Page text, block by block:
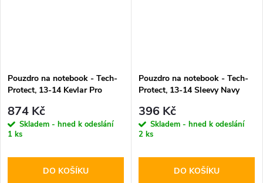
Pouzdro na notebook - Tech-
Protect, 13-14 Kevlar Pro
874 Kč
Skladem - hned k odeslání
1 ks
DO KOŠÍKU
Pouzdro na notebook - Tech-
Protect, 13-14 Sleevy Navy
396 Kč
Skladem - hned k odeslání
2 ks
DO KOŠÍKU